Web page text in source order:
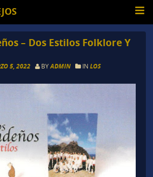
– Dos Estilos Folklore Y
5, 2022 BYADMIN IN LOS